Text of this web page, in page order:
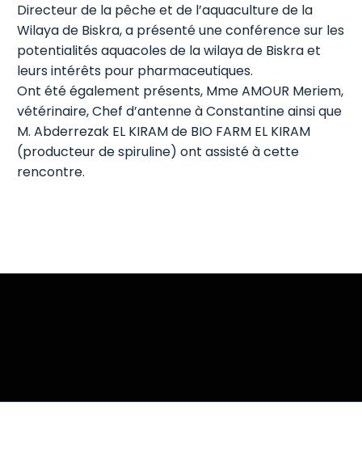
Directeur de la pêche et de l’aquaculture de la
Wilaya de Biskra, a présenté une conférence sur les
potentialités aquacoles de la wilaya de Biskra et
leurs intérêts pour pharmaceutiques.
Ont été également présents, Mme AMOUR Meriem,
vétérinaire, Chef d’antenne à Constantine ainsi que
M. Abderrezak EL KIRAM de BIO FARM EL KIRAM
(producteur de spiruline) ont assisté à cette
rencontre.